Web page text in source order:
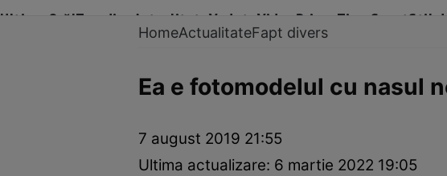
Ultima Oră!Trending Actualitate Vedete Video Prime Time SportStil
InternaționalFapt divers
HomeActualitateFapt divers
Ea e fotomodelul cu nasul
7 august 2019 21:55
Ultima actualizare: 6 martie 2022 19:05